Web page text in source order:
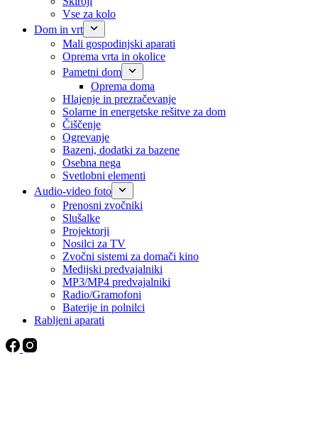
Vse za kolo
Dom in vrt
Mali gospodinjski aparati
Oprema vrta in okolice
Pametni dom
Oprema doma
Hlajenje in prezračevanje
Solarne in energetske rešitve za dom
Čiščenje
Ogrevanje
Bazeni, dodatki za bazene
Osebna nega
Svetlobni elementi
Audio-video foto
Prenosni zvočniki
Slušalke
Projektorji
Nosilci za TV
Zvočni sistemi za domači kino
Medijski predvajalniki
MP3/MP4 predvajalniki
Radio/Gramofoni
Baterije in polnilci
Rabljeni aparati